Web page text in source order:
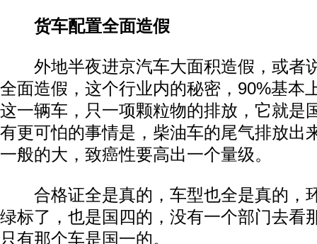
货车配置全面造假
外地半夜进京汽车大面积造假，或者
全面造假，这个行业内的秘密，90%基本
这一辆车，只一项颗粒物的排放，它就是
有更可怕的事情是，柴油车的尾气排放出
一般的大，致癌性要高出一个量级。
合格证全是真的，车型也全是真的，
绿标了，也是国四的，没有一个部门去看
只有那个车是国一的。